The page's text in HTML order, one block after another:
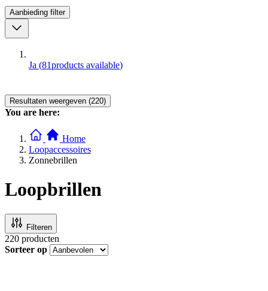
Aanbieding filter
Ja (81products available)
Resultaten weergeven (220)
You are here:
Home
Loopaccessoires
Zonnebrillen
Loopbrillen
Filteren
220 producten
Sorteer op